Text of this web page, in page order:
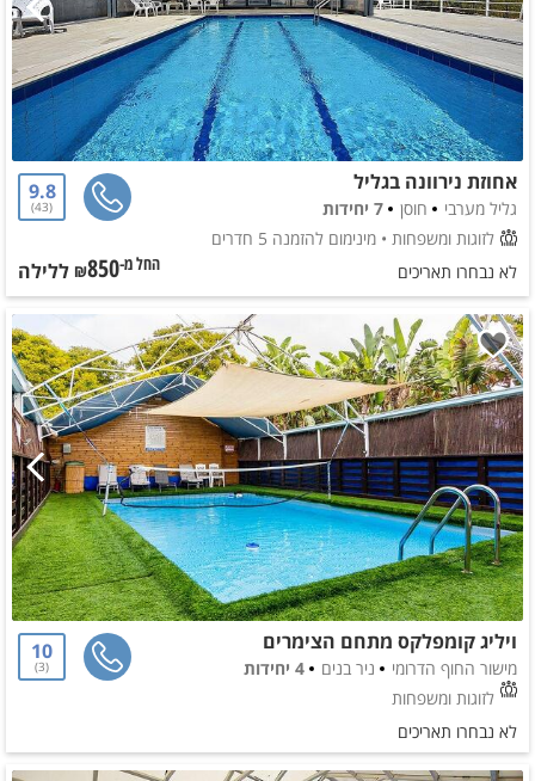
אחוזת נירוונה בגליל
גליל מערבי חוסן
7 יחידות
לזוגות ומשפחות • מינימום להזמנה 5 חדרים
9.8
43
לא נבחרו תאריכים החל מ-₪850 ללילה
ויליג קומפלקס מתחם הצימרים
מישור החוף הדרומי ניר בנים
4 יחידות
לזוגות ומשפחות
10
3
לא נבחרו תאריכים